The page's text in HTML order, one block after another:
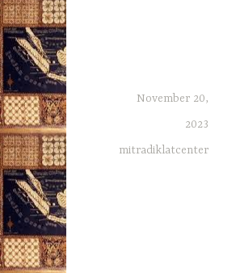
November 20,
2023
mitradiklatcenter